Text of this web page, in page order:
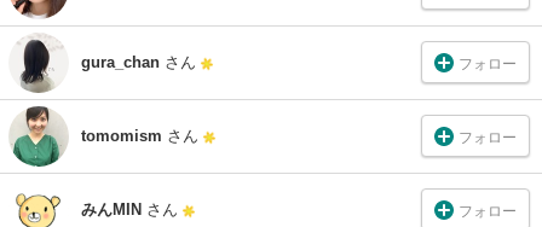
gura_chan さん フォロー
tomomism さん フォロー
みんMIN さん フォロー